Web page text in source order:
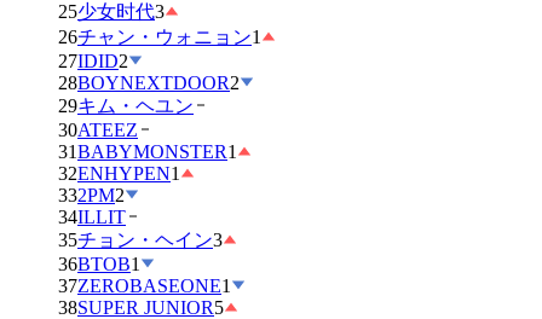
25少女时代3
26チャン・ウォニョン1
27IDID2
28BOYNEXTDOOR2
29キム・ヘユン
30ATEEZ
31BABYMONSTER1
32ENHYPEN1
332PM2
34ILLIT
35チョン・ヘイン3
36BTOB1
37ZEROBASEONE1
38SUPER JUNIOR5